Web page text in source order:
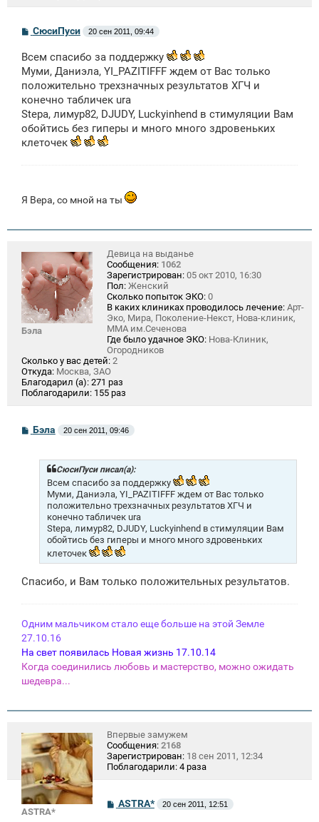
С
о
б
щ
е
н
и
е
СюсиПуси 20 сен 2011, 09:44
Всем спасибо за поддержку
Муми, Даниэла, YI_PAZITIFFF ждем от Вас только
положительно трехзначных результатов ХГЧ и
конечно табличек ura
Stepa, лимур82, DJUDY, Luckyinhend в стимуляции Вам
обойтись без гиперы и много много здровеньких
клеточек
Я Вера, со мной на ты
Бэла
Девица на выданье
Сообщения: 1062
Зарегистрирован: 05 окт 2010, 16:30
Пол: Женский
Сколько попыток ЭКО: 0
В каких клиниках проводилось лечение: Арт-
Эко, Мира, Поколение-Некст, Нова-клиник,
ММА им.Сеченова
Где было удачное ЭКО: Нова-Клиник,
Огородников
Сколько у вас детей: 2
Откуда: Москва, ЗАО
Благодарил (а): 271 раз
Поблагодарили: 155 раз
СБэла 20 сен 2011, 09:46
СюсиПуси писал(а):
Всем спасибо за поддержку
Муми, Даниэла, YI_PAZITIFFF ждем от Вас только
положительно трехзначных результатов ХГЧ и
конечно табличек ura
Stepa, лимур82, DJUDY, Luckyinhend в стимуляции Вам
обойтись без гиперы и много много здровеньких
клеточек
Спасибо, и Вам только положительных результатов.
Одним мальчиком стало еще больше на этой Земле
27.10.16
На свет появилась Новая жизнь 17.10.14
Когда соединились любовь и мастерство, можно ожидать
шедевра...
ASTRA*
Впервые замужем
Сообщения: 2168
Зарегистрирован: 18 сен 2011, 12:34
Поблагодарили: 4 раза
С
о
ASTRA* 20 сен 2011, 12:51